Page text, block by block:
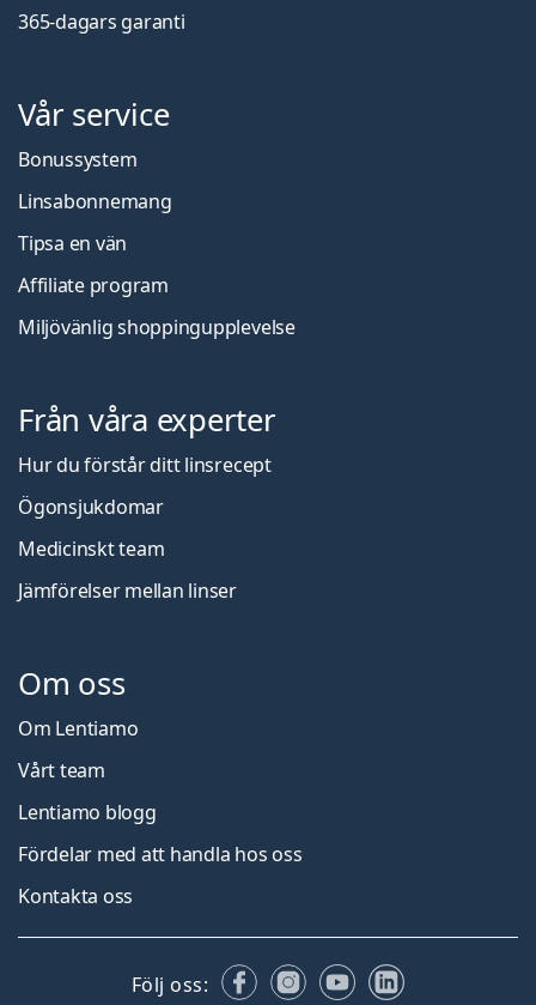
365-dagars garanti
Vår service
Bonussystem
Linsabonnemang
Tipsa en vän
Affiliate program
Miljövänlig shoppingupplevelse
Från våra experter
Hur du förstår ditt linsrecept
Ögonsjukdomar
Medicinskt team
Jämförelser mellan linser
Om oss
Om Lentiamo
Vårt team
Lentiamo blogg
Fördelar med att handla hos oss
Kontakta oss
Följ oss: FacebookInstagram
YouTubeLinkedIn